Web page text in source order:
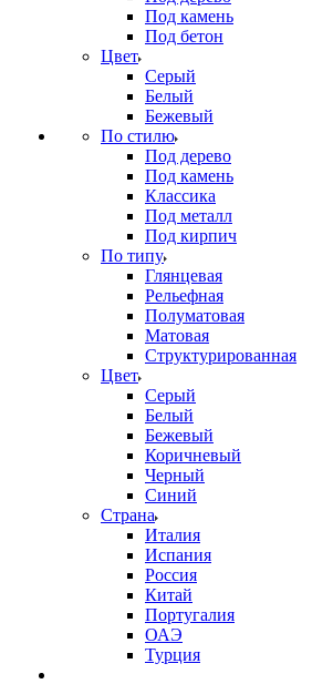
Под камень
Под бетон
Цвет
Серый
Белый
Бежевый
По стилю
Под дерево
Под камень
Классика
Под металл
Под кирпич
По типу
Глянцевая
Рельефная
Полуматовая
Матовая
Структурированная
Цвет
Серый
Белый
Бежевый
Коричневый
Черный
Синий
Страна
Италия
Испания
Россия
Китай
Португалия
ОАЭ
Турция